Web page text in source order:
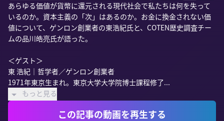
あらゆる価値が貨幣に還元される現代社会で私たちは何を失って
いるのか。資本主義の「次」はあるのか。お金に換金されない価
値について、ゲンロン創業者の東浩紀氏と、COTEN歴史調査チー
ムの品川皓亮氏が語った。
＜ゲスト＞
東 浩紀｜哲学者／ゲンロン創業者
1971年東京生まれ。東京大学大学院博士課程修了...
もっと見る
この記事の動画を再生する